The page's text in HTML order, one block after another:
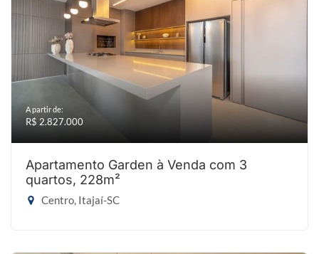
A partir de:
R$ 2.827.000
Apartamento Garden à Venda com 3
quartos, 228m²
Centro, Itajaí-SC